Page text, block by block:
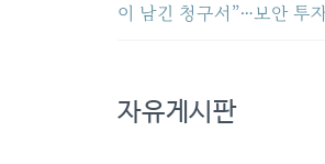
이 남긴 청구서”…보안 투
자유게시판